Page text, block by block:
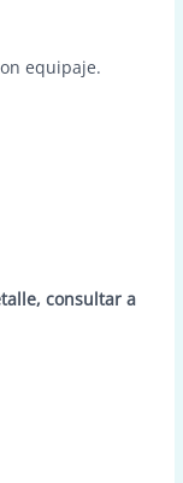
equipaje.
consultar a